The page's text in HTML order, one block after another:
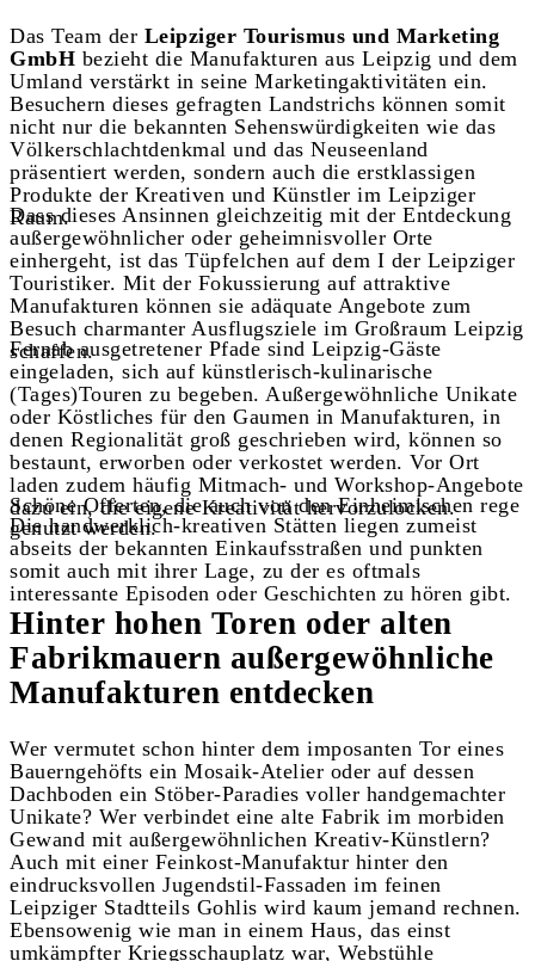
Das Team der Leipziger Tourismus und Marketing
GmbH bezieht die Manufakturen aus Leipzig und dem
Umland verstärkt in seine Marketingaktivitäten ein.
Besuchern dieses gefragten Landstrichs können somit
nicht nur die bekannten Sehenswürdigkeiten wie das
Völkerschlachtdenkmal und das Neuseenland
präsentiert werden, sondern auch die erstklassigen
Produkte der Kreativen und Künstler im Leipziger
Raum.
Dass dieses Ansinnen gleichzeitig mit der Entdeckung
außergewöhnlicher oder geheimnisvoller Orte
einhergeht, ist das Tüpfelchen auf dem I der Leipziger
Touristiker. Mit der Fokussierung auf attraktive
Manufakturen können sie adäquate Angebote zum
Besuch charmanter Ausflugsziele im Großraum Leipzig
schaffen.
Fernab ausgetretener Pfade sind Leipzig-Gäste
eingeladen, sich auf künstlerisch-kulinarische
(Tages)Touren zu begeben. Außergewöhnliche Unikate
oder Köstliches für den Gaumen in Manufakturen, in
denen Regionalität groß geschrieben wird, können so
bestaunt, erworben oder verkostet werden. Vor Ort
laden zudem häufig Mitmach- und Workshop-Angebote
dazu ein, die eigene Kreativität hervorzulocken.
Schöne Offerten, die auch von den Einheimischen rege
genutzt werden.
Die handwerklich-kreativen Stätten liegen zumeist
abseits der bekannten Einkaufsstraßen und punkten
somit auch mit ihrer Lage, zu der es oftmals
interessante Episoden oder Geschichten zu hören gibt.
Hinter hohen Toren oder alten
Fabrikmauern außergewöhnliche
Manufakturen entdecken
Wer vermutet schon hinter dem imposanten Tor eines
Bauerngehöfts ein Mosaik-Atelier oder auf dessen
Dachboden ein Stöber-Paradies voller handgemachter
Unikate? Wer verbindet eine alte Fabrik im morbiden
Gewand mit außergewöhnlichen Kreativ-Künstlern?
Auch mit einer Feinkost-Manufaktur hinter den
eindrucksvollen Jugendstil-Fassaden im feinen
Leipziger Stadtteils Gohlis wird kaum jemand rechnen.
Ebensowenig wie man in einem Haus, das einst
umkämpfter Kriegsschauplatz war, Webstühle